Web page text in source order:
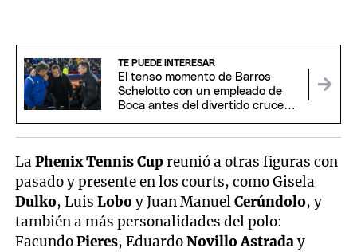
TE PUEDE INTERESAR
El tenso momento de Barros
Schelotto con un empleado de
Boca antes del divertido cruce
LaPhenix Tennis Cupreunió a otras figuras con
pasado y presente en los courts, como Gisela
Dulko, LuisLoboy Juan ManuelCerúndolo, y
también a más personalidades del polo:
FacundoPieres, EduardoNovilloAstraday